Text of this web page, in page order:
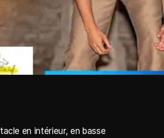
en intérieur, en basse